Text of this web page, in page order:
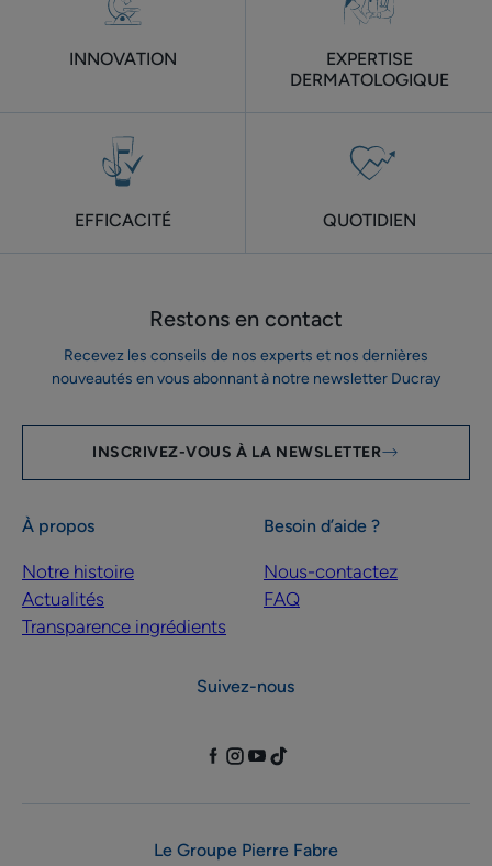
INNOVATION
EXPERTISE
DERMATOLOGIQUE
EFFICACITÉ QUOTIDIEN
Restons en contact
Recevez les conseils de nos experts et nos dernières
nouveautés en vous abonnant à notre newsletter Ducray
INSCRIVEZ-VOUS À LA NEWSLETTER
À propos
Notre histoire
Actualités
Transparence ingrédients
Besoin d’aide ?
Nous-contactez
FAQ
Suivez-nous
Le Groupe Pierre Fabre